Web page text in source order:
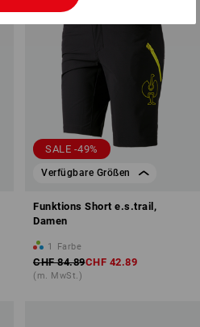
SALE -49%
Verfügbare Größen
Funktions Short e.s.trail,
Damen
1 Farbe
CHF 84.89CHF 42.89
(m. MwSt.)